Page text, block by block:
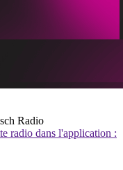
Radio
radio dans l'application :